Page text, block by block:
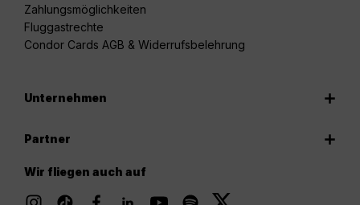
Zahlungsmöglichkeiten
Fluggastrechte
Condor Cards AGB & Widerrufsbelehrung
Unternehmen
Partner
Wir fliegen auch auf